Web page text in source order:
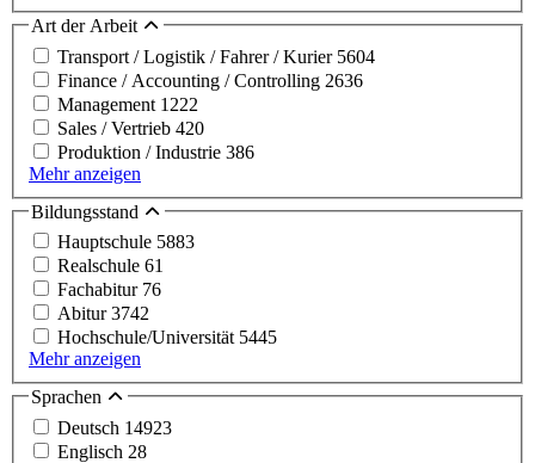
Art der Arbeit
Transport / Logistik / Fahrer / Kurier 5604
Finance / Accounting / Controlling 2636
Management 1222
Sales / Vertrieb 420
Produktion / Industrie 386
Mehr anzeigen
Bildungsstand
Hauptschule 5883
Realschule 61
Fachabitur 76
Abitur3742
Hochschule/Universität 5445
Mehr anzeigen
Sprachen
Deutsch 14923
Englisch 28